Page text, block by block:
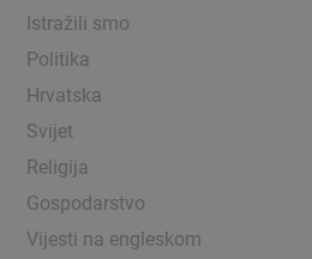
Istražili smo
Politika
Hrvatska
Svijet
Religija
Gospodarstvo
Vijesti na engleskom